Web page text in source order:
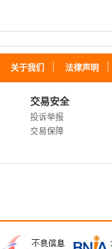
关于我们 法律声明
交易安全
投诉举报
交易保障